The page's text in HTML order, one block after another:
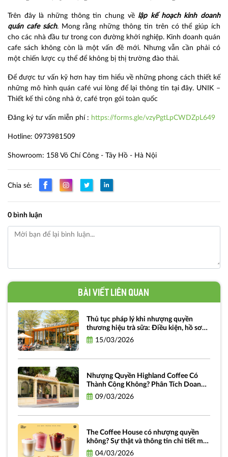
Trên đây là những thông tin chung về lập kế hoạch kinh doanh
quán cafe sách. Mong rằng những thông tin trên có thể giúp ích
cho các nhà đầu tư trong con đường khởi nghiệp. Kinh doanh quán
cafe sách không còn là một vấn đề mới. Nhưng vẫn cần phải có
một chiến lược cụ thể để không bị thị trường đào thải.
Để được tư vấn kỹ hơn hay tìm hiểu về những phong cách thiết kế
những mô hình quán café vui lòng để lại thông tin tại đây. UNIK –
Thiết kế thi công nhà ở, café trọn gói toàn quốc
Đăng ký tư vấn miễn phí : https://forms.gle/vzyPgtLpCWDZpL649
Hotline: 0973981509
Showroom: 158 Võ Chí Công - Tây Hồ - Hà Nội
Chia sẻ:
0 bình luận
Bài viết liên quan
Thủ tục pháp lý khi nhượng quyền
thương hiệu trà sữa: Điều kiện, hồ sơ
và quy trình chi tiết
15/03/2026
Nhượng Quyền Highland Coffee Có
Thành Công Không? Phân Tích Doanh
Thu, Lợi Ích Và Rủi Ro cho Nhà Đầu Tư
09/03/2026
The Coffee House có nhượng quyền
không? Sự thật và thông tin chi tiết mới
nhất04/03/2026